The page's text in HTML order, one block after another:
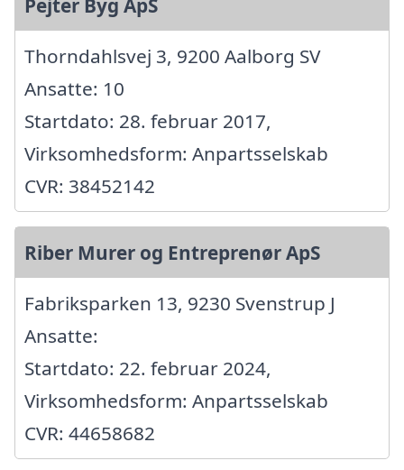
Pejter Byg ApS
Thorndahlsvej 3, 9200 Aalborg SV
Ansatte: 10
Startdato: 28. februar 2017,
Virksomhedsform: Anpartsselskab
CVR: 38452142
Riber Murer og Entreprenør ApS
Fabriksparken 13, 9230 Svenstrup J
Ansatte:
Startdato: 22. februar 2024,
Virksomhedsform: Anpartsselskab
CVR: 44658682